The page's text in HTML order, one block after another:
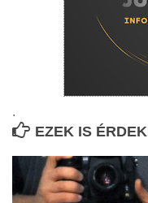
.
EZEK IS